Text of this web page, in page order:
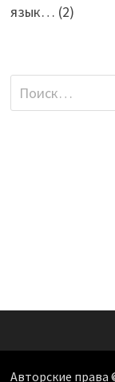
язык… (2)
Найти:
Авторские права